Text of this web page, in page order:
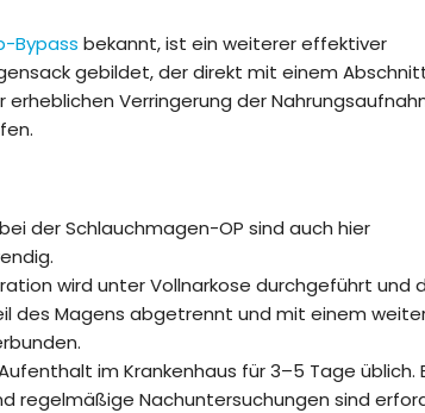
Bypass bekannt, ist ein weiterer effektiver
gebildet, der direkt mit einem
erheblichen Verringerung der
der Schlauchmagen-OP sind auch hier
wird unter Vollnarkose durchgeführt und
des Magens abgetrennt und mit einem
im Krankenhaus für 3–5 Tage üblich.
regelmäßige Nachuntersuchungen sind